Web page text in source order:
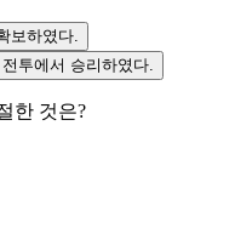
보하였다.
투에서 승리하였다.
한 것은?